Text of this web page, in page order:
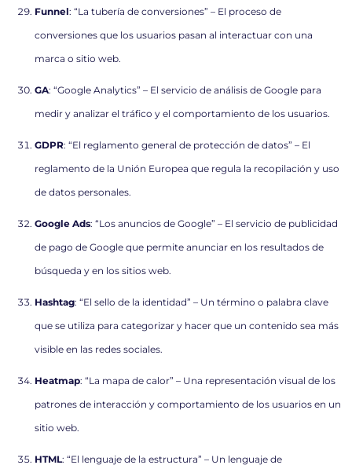
Funnel: “La tubería de conversiones” – El proceso de
conversiones que los usuarios pasan al interactuar con una
marca o sitio web.
GA: “Google Analytics” – El servicio de análisis de Google para
medir y analizar el tráfico y el comportamiento de los usuarios.
GDPR: “El reglamento general de protección de datos” – El
reglamento de la Unión Europea que regula la recopilación y uso
de datos personales.
Google Ads: “Los anuncios de Google” – El servicio de publicidad
de pago de Google que permite anunciar en los resultados de
búsqueda y en los sitios web.
Hashtag: “El sello de la identidad” – Un término o palabra clave
que se utiliza para categorizar y hacer que un contenido sea más
visible en las redes sociales.
Heatmap: “La mapa de calor” – Una representación visual de los
patrones de interacción y comportamiento de los usuarios en un
sitio web.
HTML: “El lenguaje de la estructura” – Un lenguaje de